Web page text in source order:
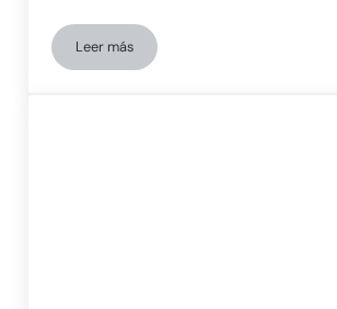
Leer másAltas capacidades y autismo: